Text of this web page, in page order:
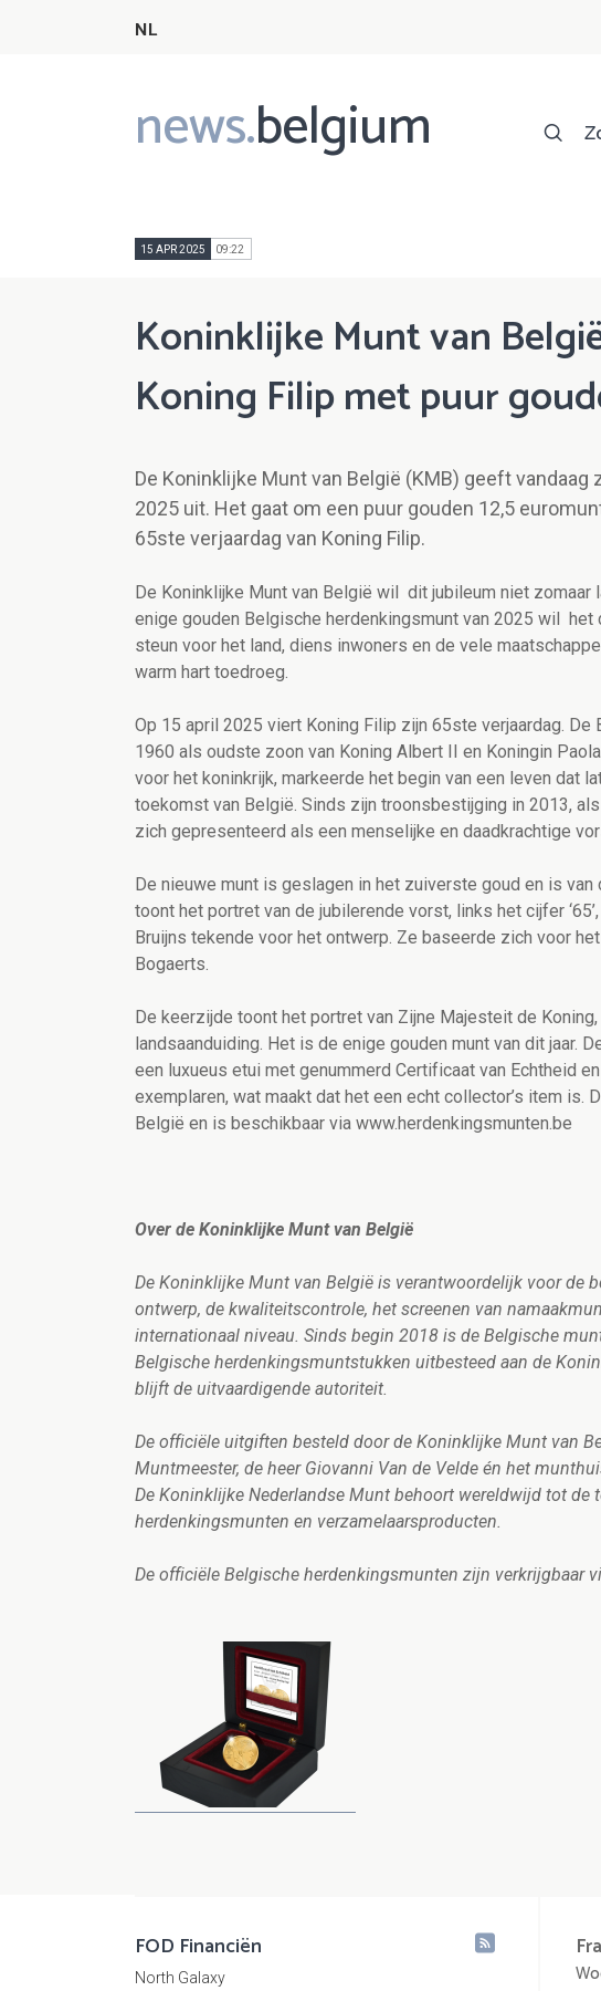
NL
news.belgium
Main
navigation
15 APR 2025 09:22
Koninklijke Munt van
Koning Filip met puur
De Koninklijke Munt van België (KMB) geeft
2025 uit. Het gaat om een puur gouden 12,5
65ste verjaardag van Koning Filip.
De Koninklijke Munt van België wil dit jubileum niet
enige gouden Belgische herdenkingsmunt van 2025 wil
steun voor het land, diens inwoners en de vele
warm hart toedroeg.
Op 15 april 2025 viert Koning Filip zijn 65ste verjaardag.
1960 als oudste zoon van Koning Albert II en Koningin
voor het koninkrijk, markeerde het begin van een leven dat
toekomst van België. Sinds zijn troonsbestijging in 2013,
zich gepresenteerd als een menselijke en daadkrachtige
De nieuwe munt is geslagen in het zuiverste goud en is
toont het portret van de jubilerende vorst, links het cijfer
Bruijns tekende voor het ontwerp. Ze baseerde zich voor
Bogaerts.
De keerzijde toont het portret van Zijne Majesteit de
landsaanduiding. Het is de enige gouden munt van dit jaar.
een luxueus etui met genummerd Certificaat van Echtheid
exemplaren, wat maakt dat het een echt collector’s item is.
België en is beschikbaar via www.herdenkingsmunten.be
Over de Koninklijke Munt van België
De Koninklijke Munt van België is verantwoordelijk voor de
ontwerp, de kwaliteitscontrole, het screenen van
internationaal niveau. Sinds begin 2018 is de Belgische
Belgische herdenkingsmuntstukken uitbesteed aan de
blijft de uitvaardigende autoriteit.
De officiële uitgiften besteld door de Koninklijke Munt van
Muntmeester, de heer Giovanni Van de Velde én het
De Koninklijke Nederlandse Munt behoort wereldwijd tot
herdenkingsmunten en verzamelaarsproducten.
De officiële Belgische herdenkingsmunten zijn verkrijgbaar
FOD Financiën
North Galaxy